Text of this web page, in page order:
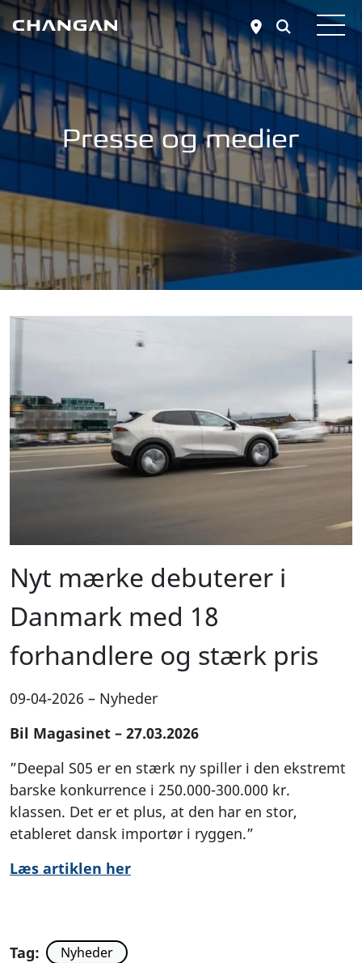
Skip to main content
Presse og medier
Nyt mærke debuterer i
Danmark med 18
forhandlere og stærk pris
09-04-2026 – Nyheder
Bil Magasinet – 27.03.2026
”Deepal S05 er en stærk ny spiller i den ekstremt
barske konkurrence i 250.000-300.000 kr.
klassen. Det er et plus, at den har en stor,
etableret dansk importør i ryggen.”
Læs artiklen her
Tag: Nyheder